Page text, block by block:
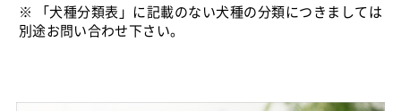
※ 「犬種分類表」に記載のない犬種の分類につきましては
別途お問い合わせ下さい。